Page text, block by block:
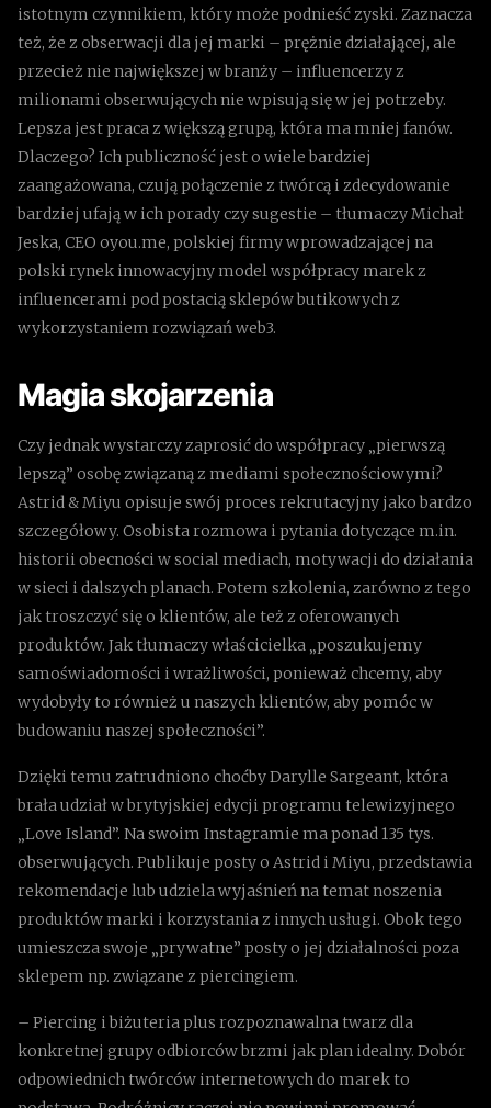
istotnym czynnikiem, który może podnieść zyski. Zaznacza
też, że z obserwacji dla jej marki – prężnie działającej, ale
przecież nie największej w branży – influencerzy z
milionami obserwujących nie wpisują się w jej potrzeby.
Lepsza jest praca z większą grupą, która ma mniej fanów.
Dlaczego? Ich publiczność jest o wiele bardziej
zaangażowana, czują połączenie z twórcą i zdecydowanie
bardziej ufają w ich porady czy sugestie – tłumaczy Michał
Jeska, CEO oyou.me, polskiej firmy wprowadzającej na
polski rynek innowacyjny model współpracy marek z
influencerami pod postacią sklepów butikowych z
wykorzystaniem rozwiązań web3.
Magia skojarzenia
Czy jednak wystarczy zaprosić do współpracy „pierwszą
lepszą” osobę związaną z mediami społecznościowymi?
Astrid & Miyu opisuje swój proces rekrutacyjny jako bardzo
szczegółowy. Osobista rozmowa i pytania dotyczące m.in.
historii obecności w social mediach, motywacji do działania
w sieci i dalszych planach. Potem szkolenia, zarówno z tego
jak troszczyć się o klientów, ale też z oferowanych
produktów. Jak tłumaczy właścicielka „poszukujemy
samoświadomości i wrażliwości, ponieważ chcemy, aby
wydobyły to również u naszych klientów, aby pomóc w
budowaniu naszej społeczności”.
Dzięki temu zatrudniono choćby Darylle Sargeant, która
brała udział w brytyjskiej edycji programu telewizyjnego
„Love Island”. Na swoim Instagramie ma ponad 135 tys.
obserwujących. Publikuje posty o Astrid i Miyu, przedstawia
rekomendacje lub udziela wyjaśnień na temat noszenia
produktów marki i korzystania z innych usługi. Obok tego
umieszcza swoje „prywatne” posty o jej działalności poza
sklepem np. związane z piercingiem.
– Piercing i biżuteria plus rozpoznawalna twarz dla
konkretnej grupy odbiorców brzmi jak plan idealny. Dobór
odpowiednich twórców internetowych do marek to